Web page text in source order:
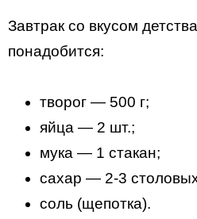
Завтрак со вкусом
понадобится:
творог — 500 г;
яйца — 2 шт.;
мука — 1 стакан;
сахар — 2-3
соль (щепотка).